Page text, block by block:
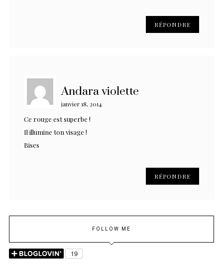
RÉPONDRE
Andara violette
janvier 18, 2014
Ce rouge est superbe !
Il illumine ton visage !
Bises
RÉPONDRE
FOLLOW ME